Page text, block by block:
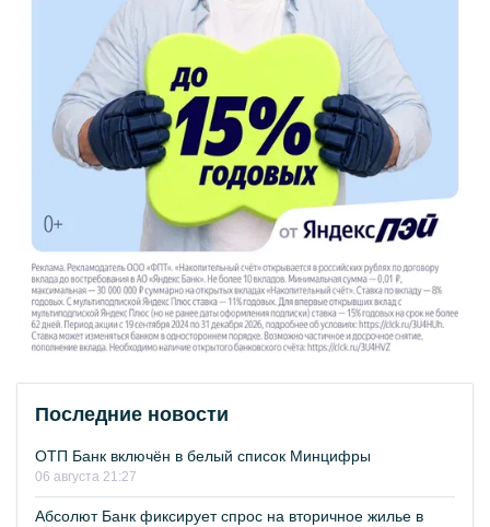
Последние новости
ОТП Банк включён в белый список Минцифры
06 августа 21:27
Абсолют Банк фиксирует спрос на вторичное жилье в